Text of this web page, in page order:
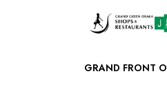
GRAND FRONT